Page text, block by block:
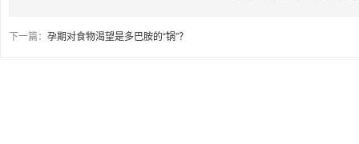
下一篇： 孕期对食物渴望是多巴胺的“锅”？